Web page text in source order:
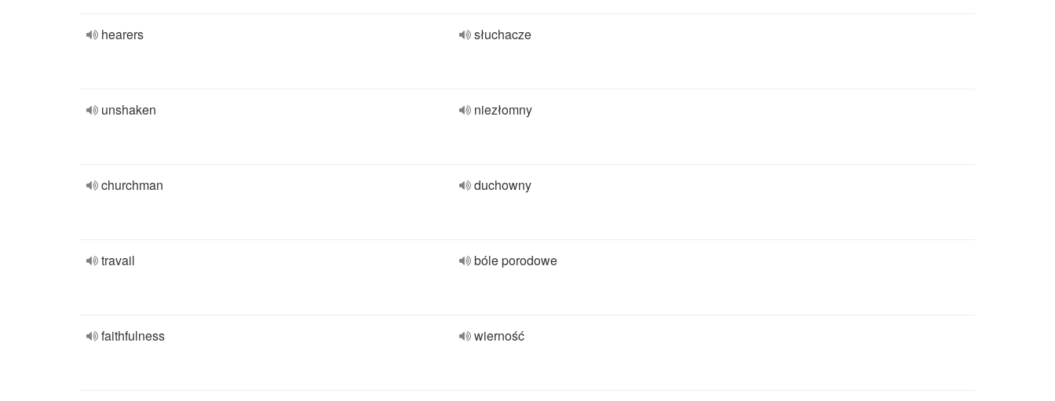
hearers słuchacze
unshaken niezłomny
churchman duchowny
travail bóle porodowe
faithfulness wierność